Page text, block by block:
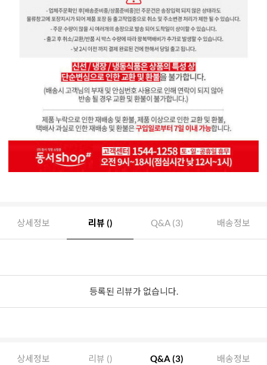
상세정보 리뷰 () Q&A (3) 배송정보
등록된 리뷰가 없습니다.
상세정보 리뷰 () Q&A (3) 배송정보